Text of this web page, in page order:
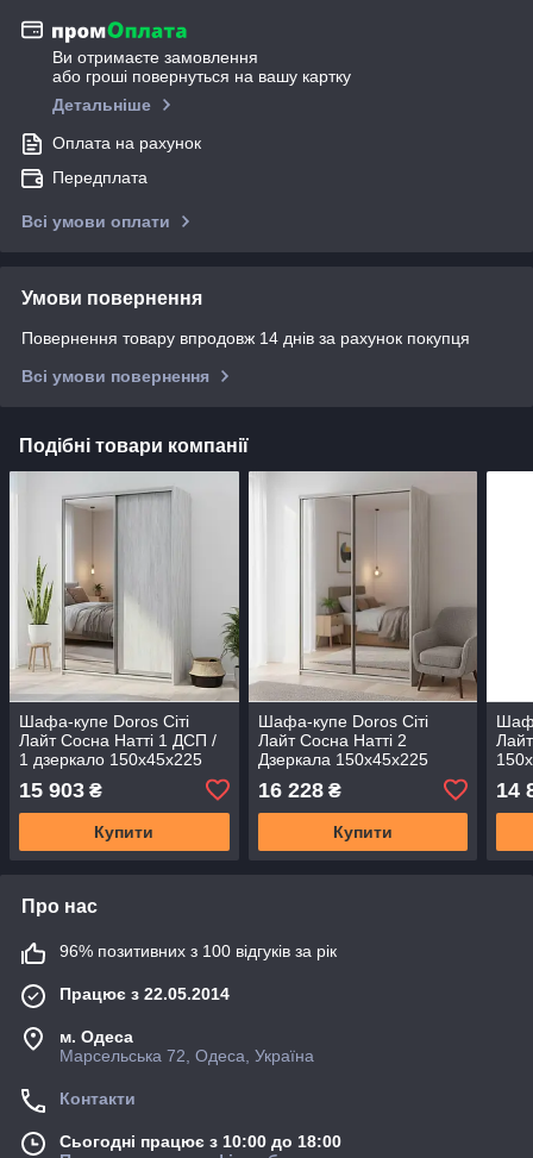
Ви отримаєте замовлення
або гроші повернуться на вашу картку
Детальніше
Оплата на рахунок
Передплата
Всі умови оплати
Умови повернення
Повернення товару впродовж 14 днів за рахунок покупця
Всі умови повернення
Подібні товари компанії
Шафа-купе Doros Сіті
Лайт Сосна Натті 1 ДСП /
1 дзеркало 150х45х225
15 903 ₴
Купити
Шафа-купе Doros Сіті
Лайт Сосна Натті 2
Дзеркала 150х45х225
16 228₴
Купити
14
Про нас
96% позитивних з 100 відгуків за рік
Працює з 22.05.2014
м. Одеса
Марсельська 72, Одеса, Україна
Контакти
Сьогодні працює з 10:00 до 18:00